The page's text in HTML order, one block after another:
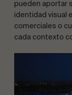
pueden aportar
identidad visual
comerciales o
cada contexto